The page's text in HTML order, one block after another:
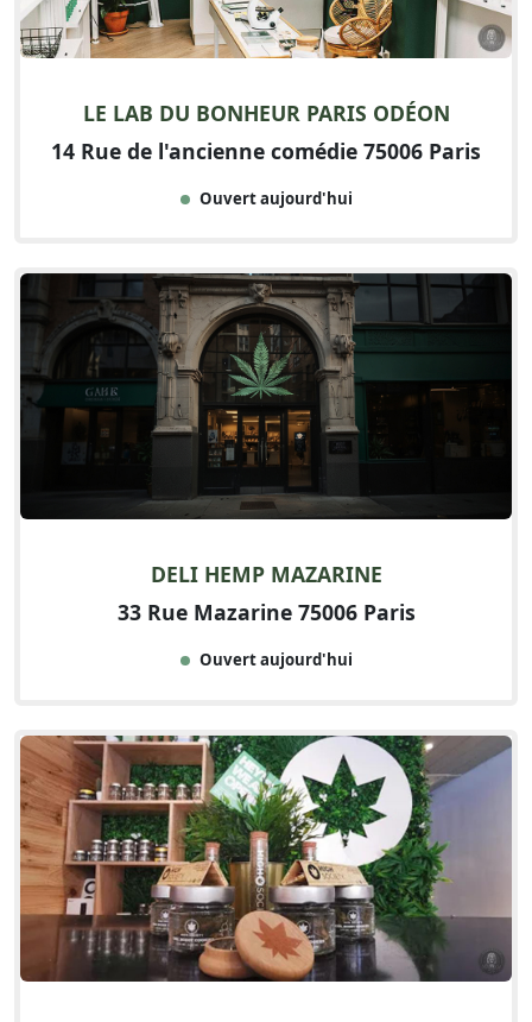
LE LAB DU BONHEUR PARIS ODÉON
14 Rue de l'ancienne comédie 75006 Paris
Ouvert aujourd'hui
DELI HEMP MAZARINE
33 Rue Mazarine 75006 Paris
Ouvert aujourd'hui